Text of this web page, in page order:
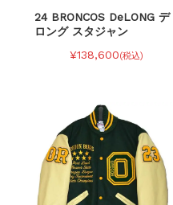
24 BRONCOS DeLONG デ
ロング スタジャン
¥138,600(税込)